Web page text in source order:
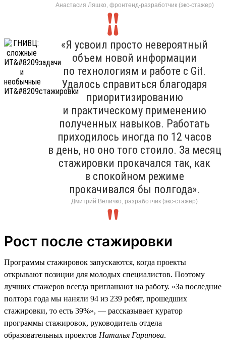
Анастасия Ляшко, фронтенд-разработчик (экс-стажер)
«Я усвоил просто невероятный
объем новой информации
по технологиям и работе с Git.
Удалось справиться благодаря
приоритизированию
и практическому применению
полученных навыков. Работать
приходилось иногда по 12 часов
в день, но оно того стоило. За месяц
стажировки прокачался так, как
в спокойном режиме
прокачивался бы полгода».
Дмитрий Величко, разработчик (экс-стажер)
Рост после стажировки
Программы стажировок запускаются, когда проекты
открывают позиции для молодых специалистов. Поэтому
лучших стажеров всегда приглашают на работу. «За последние
полтора года мы наняли 94 из 239 ребят, прошедших
стажировки, то есть 39%», — рассказывает куратор
программы стажировок, руководитель отдела
образовательных проектов Наталья Гарипова.